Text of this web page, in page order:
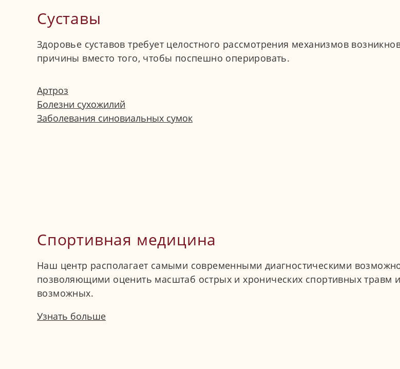
Суставы
Здоровье суставов требует целостного рассмотрения механизмов
причины вместо того, чтобы поспешно оперировать.
Артроз
Болезни сухожилий
Заболевания синовиальных сумок
Спортивная медицина
Наш центр располагает самыми современными диагностическими
позволяющими оценить масштаб острых и хронических спортивных
возможных.
Узнать больше